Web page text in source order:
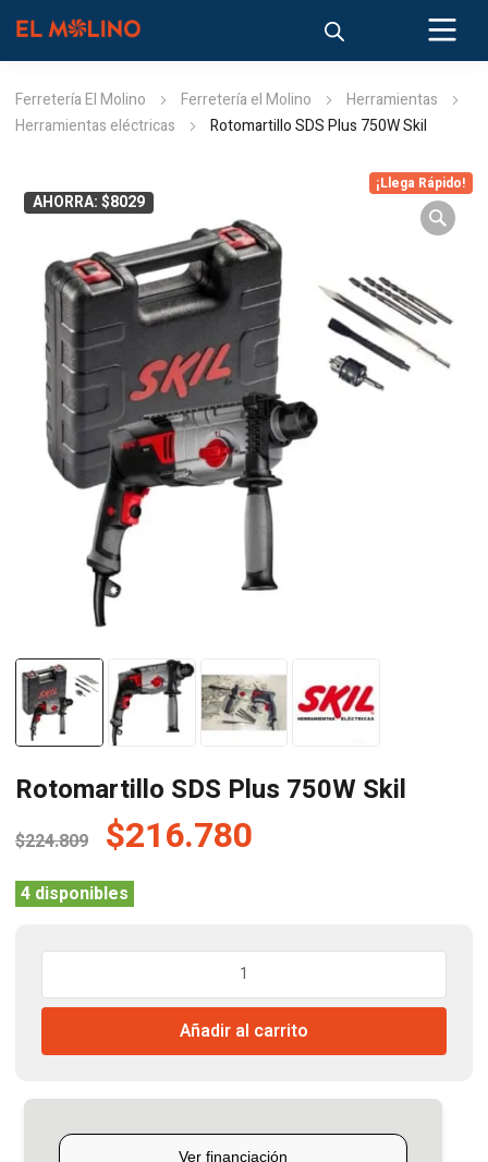
Ferretería El Molino Ferretería el Molino
Herramientas
Herramientas eléctricas
Rotomartillo SDS Plus 750W Skil
AHORRA: $8029
¡Llega Rápido!
Rotomartillo SDS Plus 750W Skil
$224.809 El
precio
original
era:
$224.809.
$216.780
es:
4 disponibles
Rotomartillo
Plus
Skil
Añadir al carrito